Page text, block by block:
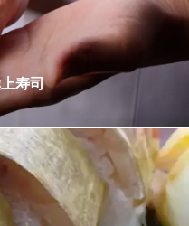
ストラン ル・タン
駅ビル内 JR京都駅ビル内ホテルグラン
寿司
でとろける美味しさをご提
を使い、ネタの鮮度、シャ
の中でとろけるような味わ
にしながら、季節ごとのお